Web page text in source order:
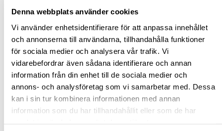
Denna webbplats använder cookies
Vi använder enhetsidentifierare för att anpassa innehållet
och annonserna till användarna, tillhandahålla funktioner
för sociala medier och analysera vår trafik. Vi
vidarebefordrar även sådana identifierare och annan
information från din enhet till de sociala medier och
annons- och analysföretag som vi samarbetar med. Dessa
kan i sin tur kombinera informationen med annan
information som du har tillhandahållit eller som de har
VÄLJ VARIANT
Snabba leveranser
Hämta i butik
Ledande leverantör i Sverige